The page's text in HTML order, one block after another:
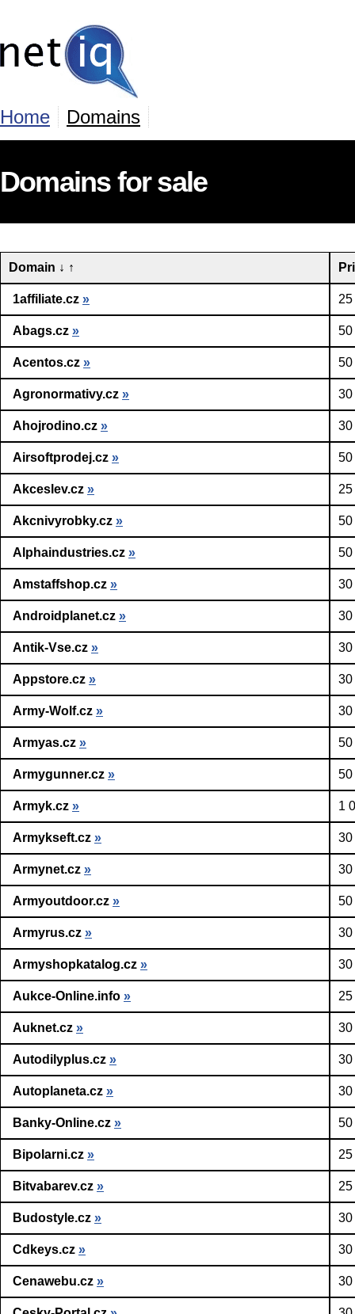
Home Domains
Domains for sale
Domain ↓ ↑
1affiliate.cz »
Abags.cz » 50
Acentos.cz » 50
Agronormativy.cz » 30
Ahojrodino.cz » 30
Airsoftprodej.cz » 50
Akceslev.cz »
Akcnivyrobky.cz » 50
Alphaindustries.cz » 50
Amstaffshop.cz » 30
Androidplanet.cz » 30
Antik-Vse.cz » 30
Appstore.cz » 30
Army-Wolf.cz » 30
Armyas.cz » 50
Armygunner.cz » 50
Armyk.cz » 1
Armykseft.cz » 30
Armynet.cz » 30
Armyoutdoor.cz » 50
Armyrus.cz » 30
Armyshopkatalog.cz » 30
Aukce-Online.info »
Auknet.cz » 30
Autodilyplus.cz » 30
Autoplaneta.cz » 30
Banky-Online.cz » 50
Bipolarni.cz »
Bitvabarev.cz »
Budostyle.cz » 30
Cdkeys.cz » 30
Cenawebu.cz » 30